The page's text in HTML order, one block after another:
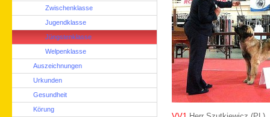
Zwischenklasse
Jugendklasse
Jüngstenklasse
Welpenklasse
Auszeichnungen
Urkunden
Gesundheit
Körung